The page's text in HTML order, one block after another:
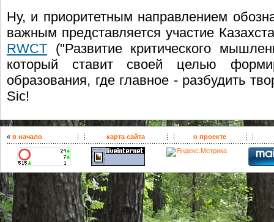
Ну, и приоритетным направлением
важным представляется участие
RWCT ("Развитие критического
который ставит своей целью
образования, где главное - разбудить
Sic!
« в начало карта сайта о проекте